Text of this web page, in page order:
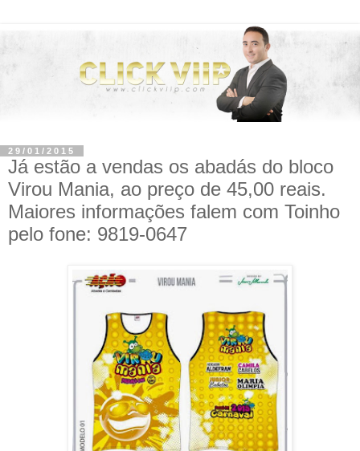
29/01/2015
Já estão a vendas os abadás do bloco
Virou Mania, ao preço de 45,00 reais.
Maiores informações falem com Toinho
pelo fone: 9819-0647